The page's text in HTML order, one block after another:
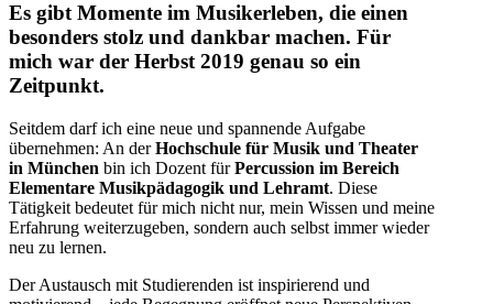
Es gibt Momente im Musikerleben, die einen
besonders stolz und dankbar machen. Für
mich war der Herbst 2019 genau so ein
Zeitpunkt.
Seitdem darf ich eine neue und spannende Aufgabe
übernehmen: An derHochschule für Musik und Theater
in München bin ich Dozent fürPercussion im Bereich
Elementare Musikpädagogik und Lehramt. Diese
Tätigkeit bedeutet für mich nicht nur, mein Wissen und meine
Erfahrung weiterzugeben, sondern auch selbst immer wieder
neu zu lernen.
Der Austausch mit Studierenden ist inspirierend und